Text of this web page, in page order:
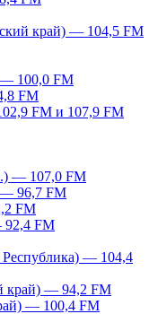
край) — 104,5 FM
— 100,0 FM
FM
FM и 107,9 FM
— 107,0 FM
— 96,7 FM
FM
92,4 FM
Республика) — 104,4
край) — 94,2 FM
— 100,4 FM